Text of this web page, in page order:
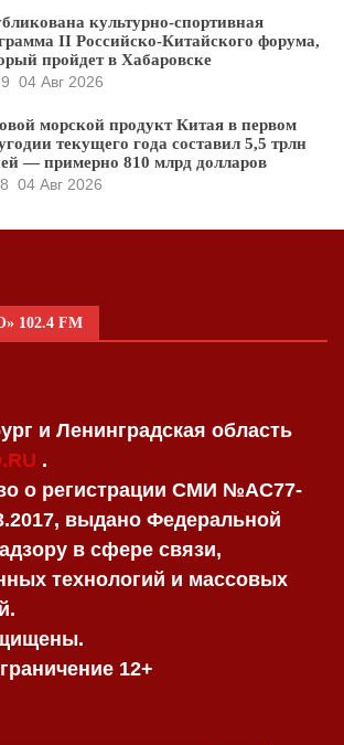
культурно-спортивная
II Российско-Китайского форума,
пройдет в Хабаровске
04 Авг 2026
морской продукт Китая в первом
текущего года составил 5,5 трлн
— примерно 810 млрд долларов
04 Авг 2026
102.4 FM
и Ленинградская область
.
о регистрации СМИ №AC77-
выдано Федеральной
в сфере связи,
технологий и массовых
12+